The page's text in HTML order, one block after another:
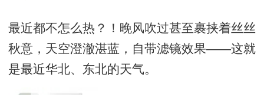
最近都不怎么热？！晚风吹过甚至裹挟着丝丝
秋意，天空澄澈湛蓝，自带滤镜效果——这就
是最近华北、东北的天气。